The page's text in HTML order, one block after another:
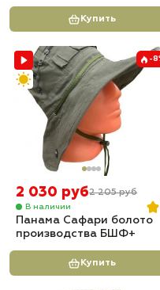
Купить
-
2 030 руб2 205 руб
В наличии
Панама Сафари болото
производства БШФ+
Купить